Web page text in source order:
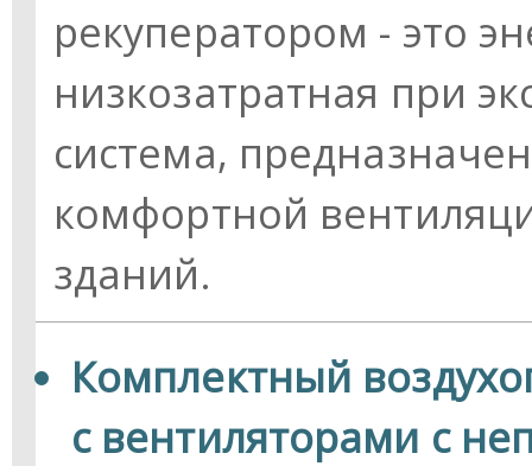
рекуператором - это
низкозатратная при
система,
комфортной
зданий.
Комплектный
с вентиляторами с